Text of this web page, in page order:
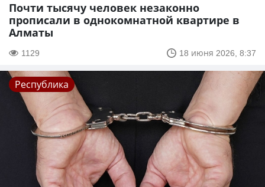
Почти тысячу человек незаконно
прописали в однокомнатной квартире в
Алматы
1129 18 июня 2026, 8:37
Республика